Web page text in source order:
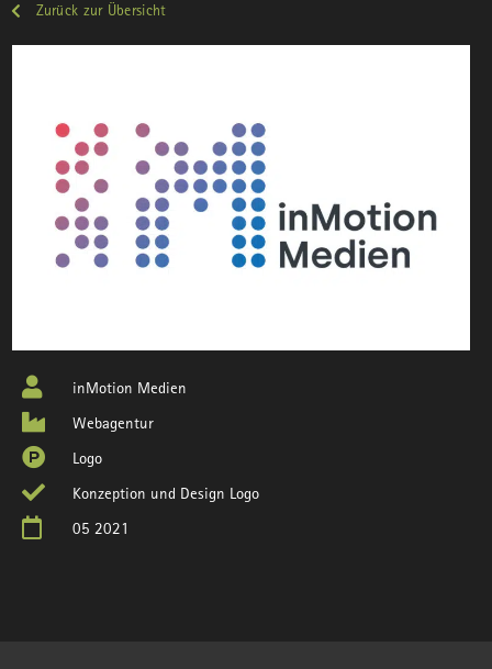
Zurück zur Übersicht
inMotion Medien
Webagentur
Logo
Konzeption und Design Logo
05 2021